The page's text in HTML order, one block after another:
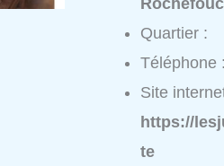
Quartier :
Site
https://
te